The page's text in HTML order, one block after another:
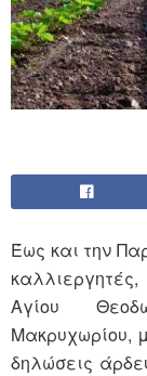
Έως και την
καλλιεργητές,
Αγίου
Μακρυχωρίου,
δηλώσεις